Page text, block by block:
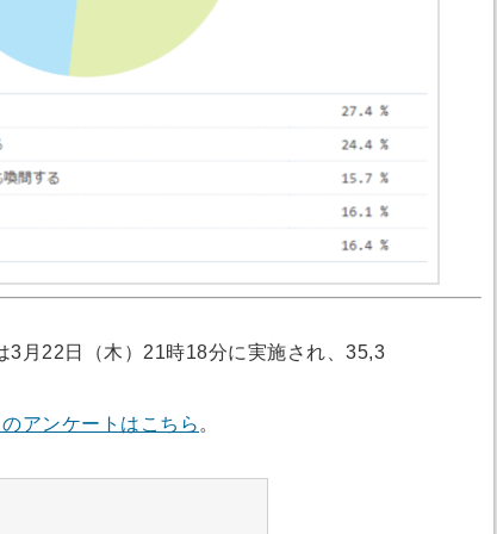
月22日（木）21時18分に実施され、35,3
アンケートはこちら 。